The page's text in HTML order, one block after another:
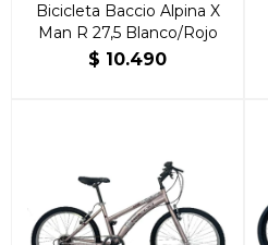
Bicicleta Baccio Alpina X
Man R 27,5 Blanco/Rojo
$ 10.490